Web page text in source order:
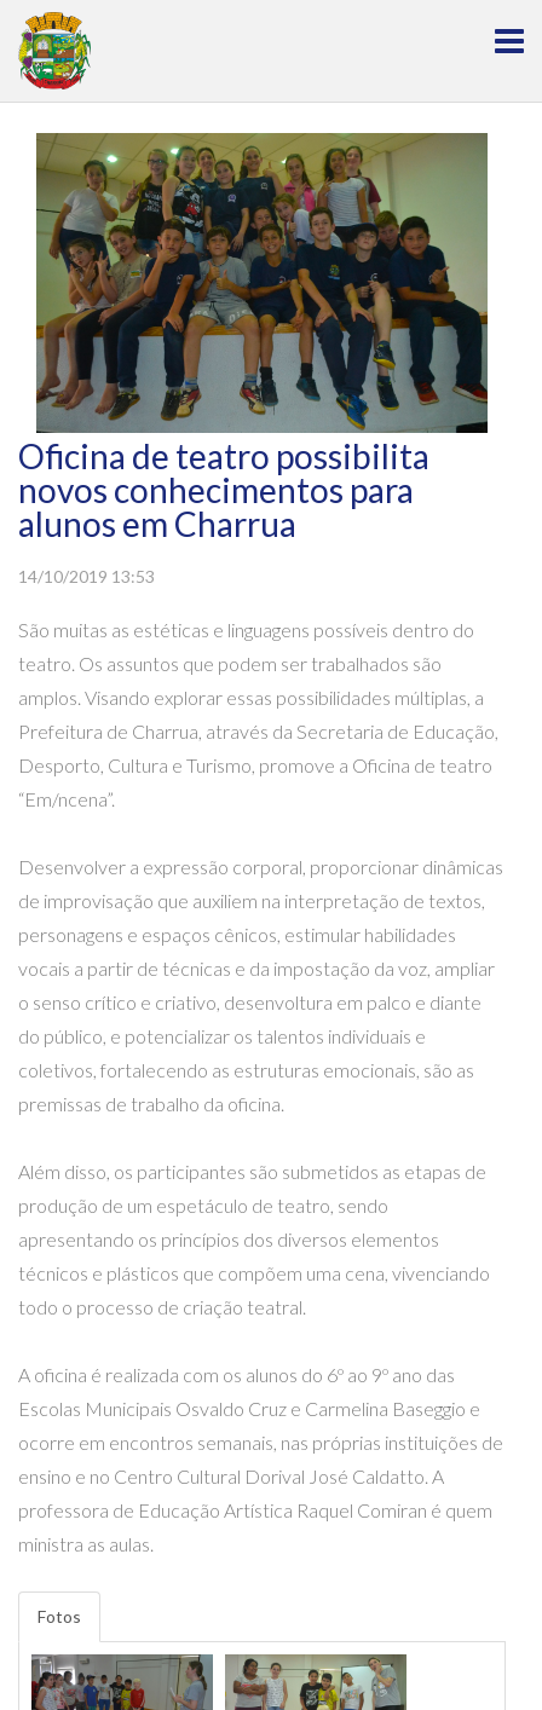
Oficina de teatro possibilita
novos conhecimentos para
alunos em Charrua
14/10/2019 13:53
São muitas as estéticas e linguagens possíveis dentro do
teatro. Os assuntos que podem ser trabalhados são
amplos. Visando explorar essas possibilidades múltiplas, a
Prefeitura de Charrua, através da Secretaria de Educação,
Desporto, Cultura e Turismo, promove a Oficina de teatro
“Em/ncena”.
Desenvolver a expressão corporal, proporcionar dinâmicas
de improvisação que auxiliem na interpretação de textos,
personagens e espaços cênicos, estimular habilidades
vocais a partir de técnicas e da impostação da voz, ampliar
o senso crítico e criativo, desenvoltura em palco e diante
do público, e potencializar os talentos individuais e
coletivos, fortalecendo as estruturas emocionais, são as
premissas de trabalho da oficina.
Além disso, os participantes são submetidos as etapas de
produção de um espetáculo de teatro, sendo
apresentando os princípios dos diversos elementos
técnicos e plásticos que compõem uma cena, vivenciando
todo o processo de criação teatral.
A oficina é realizada com os alunos do 6º ao 9º ano das
Escolas Municipais Osvaldo Cruz e Carmelina Baseggio e
ocorre em encontros semanais, nas próprias instituições de
ensino e no Centro Cultural Dorival José Caldatto. A
professora de Educação Artística Raquel Comiran é quem
ministra as aulas.
Fotos